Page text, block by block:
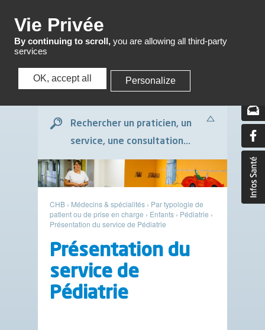
Menu
Rechercher un praticien, un
service, une consultation...
CHB › Médecins & spécialités › Par typologie de
patient ou de prise en charge › Enfants › Pédiatrie ›
Présentation du service de Pédiatrie
Présentation du
service de
Pédiatrie
Vie Privée
By continuing to scroll, you are allowing all third-party
services
OK, accept all Personalize